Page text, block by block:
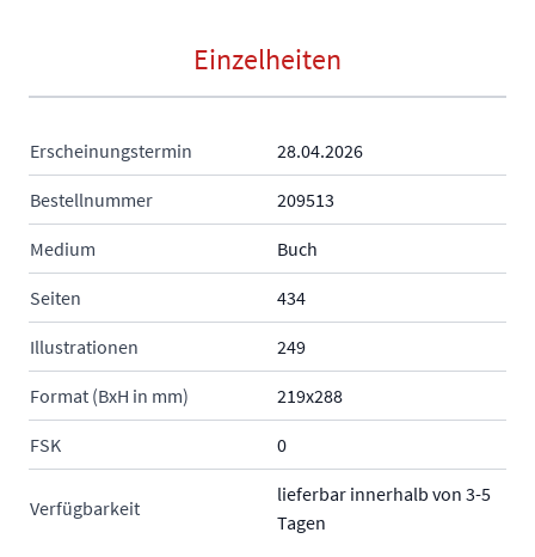
Einzelheiten
Erscheinungstermin 28.04.2026
Bestellnummer 209513
Medium Buch
Seiten 434
Illustrationen 249
Format (BxH in mm) 219x288
FSK 0
Verfügbarkeit
lieferbar innerhalb von 3-5
Tagen